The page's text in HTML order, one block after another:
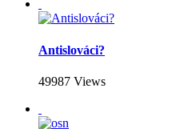
Antislováci?
49987 Views